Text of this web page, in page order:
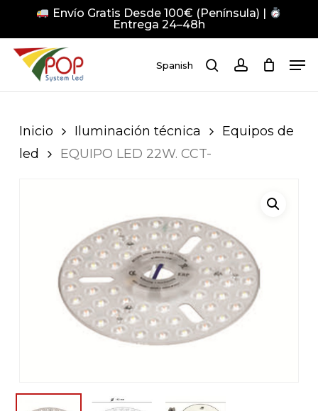
main
content
Envío Gratis Desde 100€ (Península) |
Entrega 24–48h
Spanish searchaccount
Inicio Iluminación técnica
Equipos de
led
EQUIPO LED 22W. CCT-
Close
Menu